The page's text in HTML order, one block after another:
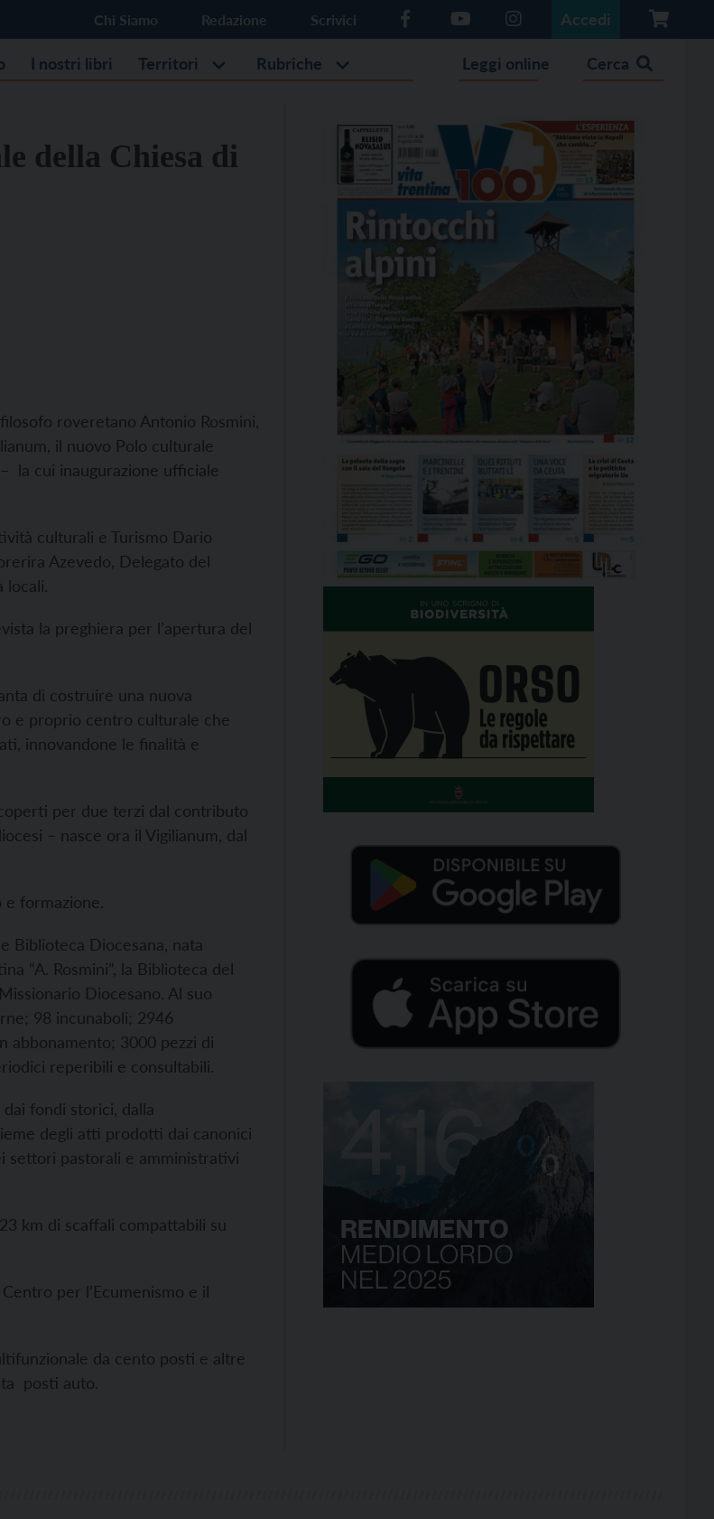
Chi Siamo Redazione Scrivici Accedi
I nostri libri Territori Rubriche Leggi online Cerca
della Chiesa di
roveretano Antonio Rosmini,
il nuovo Polo culturale
la cui inaugurazione ufficiale
culturali e Turismo Dario
Azevedo, Delegato del
locali.
la preghiera per l’apertura del
di costruire una nuova
e proprio centro culturale che
innovandone le finalità e
per due terzi dal contributo
– nasce ora il Vigilianum, dal
formazione.
Biblioteca Diocesana, nata
“A. Rosmini”, la Biblioteca del
Diocesano. Al suo
98 incunaboli; 2946
abbonamento; 3000 pezzi di
reperibili e consultabili.
fondi storici, dalla
degli atti prodotti dai canonici
settori pastorali e amministrativi
km di scaffali compattabili su
per l’Ecumenismo e il
da cento posti e altre
posti auto.